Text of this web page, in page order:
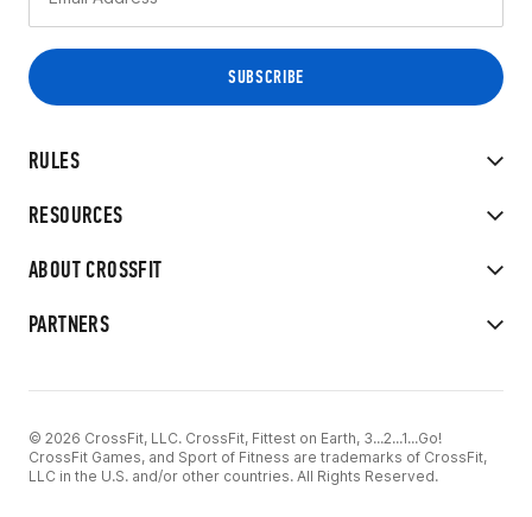
RULES
RESOURCES
ABOUT CROSSFIT
PARTNERS
© 2026 CrossFit, LLC. CrossFit, Fittest on Earth, 3...2...1...Go!
CrossFit Games, and Sport of Fitness are trademarks of CrossFit,
LLC in the U.S. and/or other countries. All Rights Reserved.